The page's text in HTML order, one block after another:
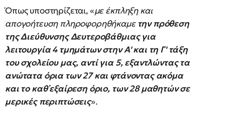
Όπως υποστηρίζεται, «με έκπληξη και
απογοήτευση πληροφορηθήκαμε την πρόθεση
της Διεύθυνσης Δευτεροβάθμιας για
λειτουργία 4 τμημάτων στην Α' και τη Γ' τάξη
του σχολείου μας, αντί για 5, εξαντλώντας τα
ανώτατα όρια των 27 και φτάνοντας ακόμα
και το καθ΄εξαίρεση όριο, των 28 μαθητών σε
μερικές περιπτώσεις».